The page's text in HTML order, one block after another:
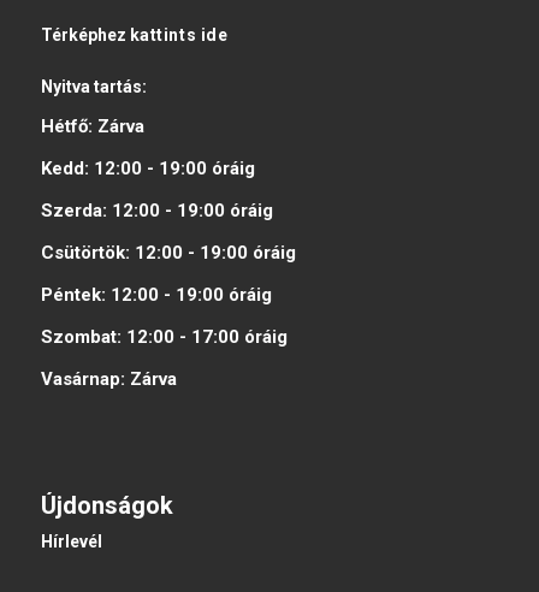
Térképhez kattints ide
Nyitva tartás:
Hétfő: Zárva
Kedd: 12:00 - 19:00 óráig
Szerda: 12:00 - 19:00 óráig
Csütörtök: 12:00 - 19:00 óráig
Péntek: 12:00 - 19:00 óráig
Szombat: 12:00 - 17:00 óráig
Vasárnap: Zárva
Újdonságok
Hírlevél